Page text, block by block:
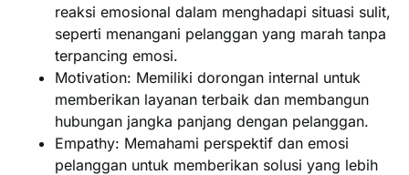
reaksi emosional dalam menghadapi situasi sulit,
seperti menangani pelanggan yang marah tanpa
terpancing emosi.
Motivation: Memiliki dorongan internal untuk
memberikan layanan terbaik dan membangun
hubungan jangka panjang dengan pelanggan.
Empathy: Memahami perspektif dan emosi
pelanggan untuk memberikan solusi yang lebih